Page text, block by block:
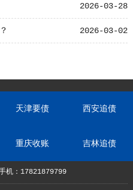
2026-03-28
2026-03-02
天津要债 西安追债
重庆收账 吉林追债
机：17821879799